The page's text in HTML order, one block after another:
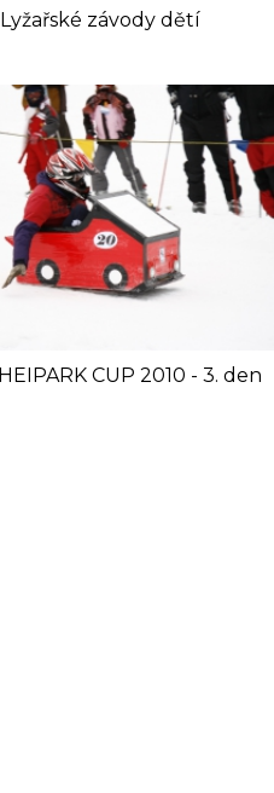
Lyžařské závody dětí
CUP 2010 - 3. den